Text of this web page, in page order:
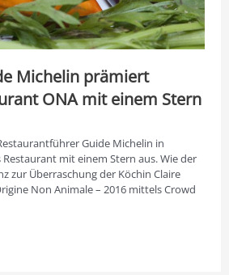
Michelin prämiert
ONA mit einem Stern
Guide Michelin in
mit einem Stern aus. Wie der
zur Überraschung der Köchin Claire
Non Animale – 2016 mittels Crowd